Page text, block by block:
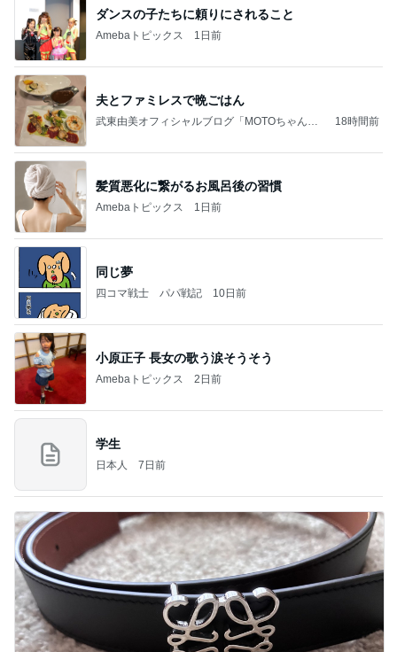
ダンスの子たちに頼りにされること
Amebaトピックス 1日前
夫とファミレスで晩ごはん
武東由美オフィシャルブログ「MOTOちゃんと
18時間前
髪質悪化に繋がるお風呂後の習慣
Amebaトピックス 1日前
同じ夢
四コマ戦士 パパ戦記 10日前
小原正子 長女の歌う涙そうそう
Amebaトピックス 2日前
学生
日本人 7日前